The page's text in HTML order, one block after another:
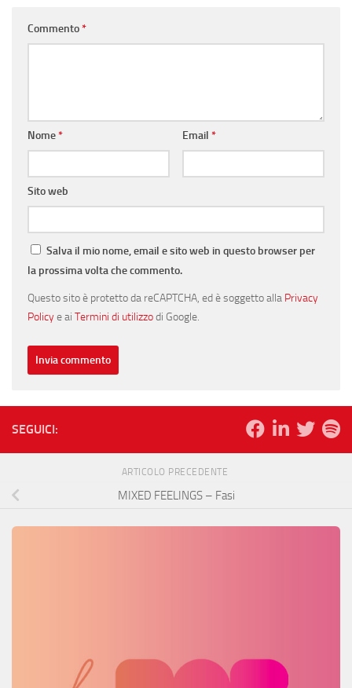
Commento*
Nome* Email *
Sito web
Salva il mio nome, email e sito web in questo browser per
la prossima volta che commento.
Questo sito è protetto da reCAPTCHA, ed è soggetto alla Privacy
Policye ai Termini di utilizzodi Google.
SEGUICI:
ARTICOLO PRECEDENTE
MIXED FEELINGS – Fasi